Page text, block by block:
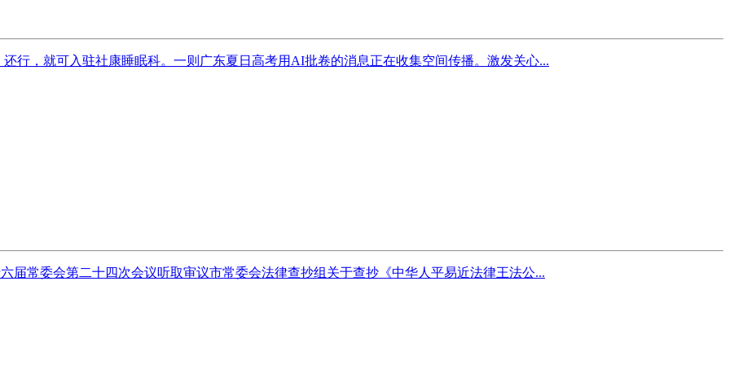
行，就可入驻社康睡眠科。一则广东夏日高考用AI批卷的消息正在收集空间传播。激发关心...
届常委会第二十四次会议听取审议市常委会法律查抄组关于查抄《中华人平易近法律王法公...